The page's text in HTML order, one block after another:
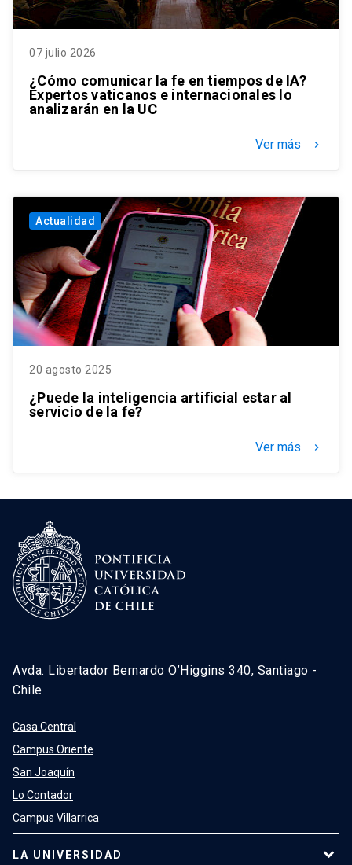
07 julio 2026
¿Cómo comunicar la fe en tiempos de lA?
Expertos vaticanos e internacionales lo
analizarán en la UC
Ver más keyboard_arrow_right
Actualidad
20 agosto 2025
¿Puede la inteligencia artificial estar al
servicio de la fe?
Ver más keyboard_arrow_right
Avda. Libertador Bernardo O’Higgins 340, Santiago -
Chile
Casa Central
Campus Oriente
San Joaquín
Lo Contador
Campus Villarrica
LA UNIVERSIDAD